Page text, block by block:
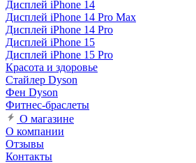
Дисплей iPhone 14
Дисплей iPhone 14 Pro Max
Дисплей iPhone 14 Pro
Дисплей iPhone 15
Дисплей iPhone 15 Pro
Красота и здоровье
Стайлер Dyson
Фен Dyson
Фитнес-браслеты
О магазине
О компании
Отзывы
Контакты